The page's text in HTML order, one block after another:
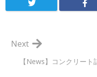
【News】コンクリー
Next